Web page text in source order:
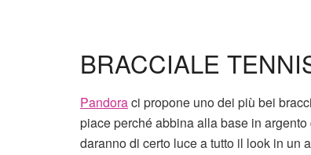
BRACCIALE
Pandoraci propone uno dei più bei
piace perché abbina alla base in argento
daranno di certo luce a tutto il look in un